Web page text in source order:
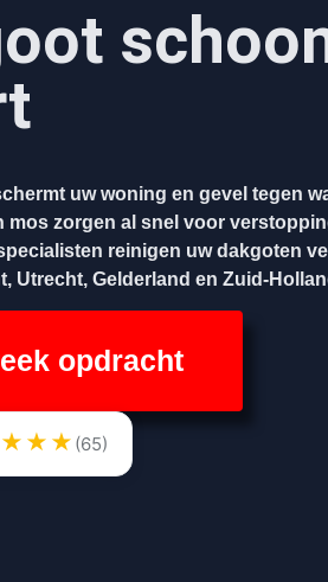
uw woning en gevel tegen
mos zorgen al snel voor
reinigen uw dakgoten
Utrecht, Gelderland en Zuid-
opdracht
★ ★ ★ (65)